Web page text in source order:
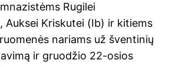
Rugilei
Auksei Kriskutei (Ib) ir kitiems
nariams už šventinių
ir gruodžio 22-osios